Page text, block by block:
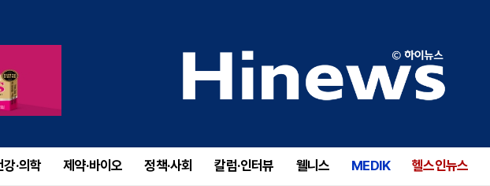
강·의학 제약·바이오 정책·사회 칼럼·인터뷰 웰니스 MEDIK 헬스인뉴스